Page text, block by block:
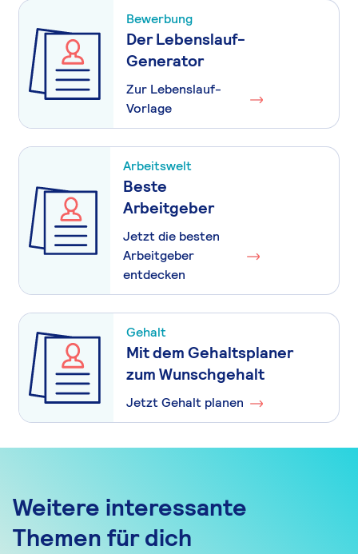
Bewerbung
Der Lebenslauf-
Generator
Zur Lebenslauf-
Vorlage
Arbeitswelt
Beste
Arbeitgeber
Jetzt die besten
Arbeitgeber
entdecken
Gehalt
Mit dem Gehaltsplaner
zum Wunschgehalt
Jetzt Gehalt planen
Weitere interessante
Themen für dich